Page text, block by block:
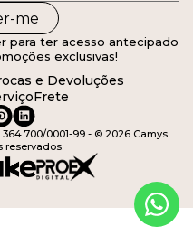
me
para ter acesso antecipado
exclusivas!
e Devoluções
Frete
0001-99 - © 2026 Camys.
reservados.